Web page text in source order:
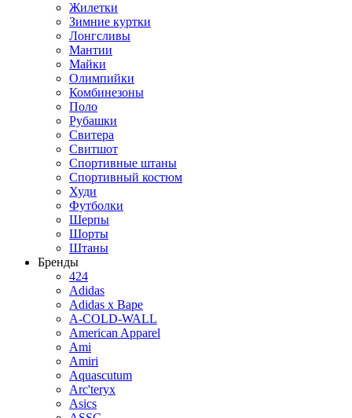
Жилетки
Зимние куртки
Лонгсливы
Мантии
Майки
Олимпийки
Комбинезоны
Поло
Рубашки
Свитера
Свитшот
Спортивные штаны
Спортивный костюм
Худи
Футболки
Шерпы
Шорты
Штаны
Бренды
424
Adidas
Adidas x Bape
A-COLD-WALL
American Apparel
Ami
Amiri
Aquascutum
Arc'teryx
Asics